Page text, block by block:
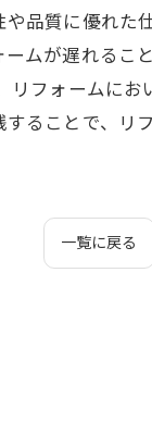
品質に優れ
ムが遅れるこ
フォームに
ることで、
一覧に戻る